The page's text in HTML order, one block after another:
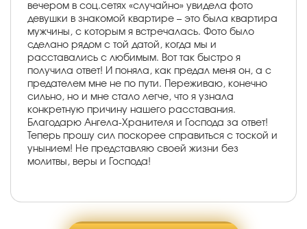
вечером в соц.сетях «случайно» увидела фото
девушки в знакомой квартире – это была квартира
мужчины, с которым я встречалась. Фото было
сделано рядом с той датой, когда мы и
расставались с любимым. Вот так быстро я
получила ответ! И поняла, как предал меня он, а с
предателем мне не по пути. Переживаю, конечно
сильно, но и мне стало легче, что я узнала
конкретную причину нашего расставания.
Благодарю Ангела-Хранителя и Господа за ответ!
Теперь прошу сил поскорее справиться с тоской и
унынием! Не представляю своей жизни без
молитвы, веры и Господа!